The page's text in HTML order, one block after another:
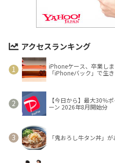
アクセスランキング
iPhoneケース、卒業し
「iPhoneバック」で生き
【今日から】最大30％
ーン 2026年8月開始分
「鬼おろし牛タン丼」